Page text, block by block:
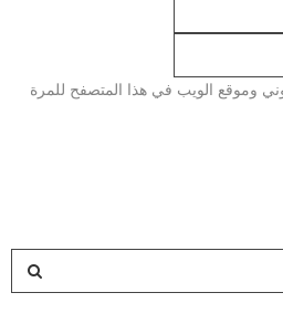
وموقع الويب في هذا المتصفح للمرة